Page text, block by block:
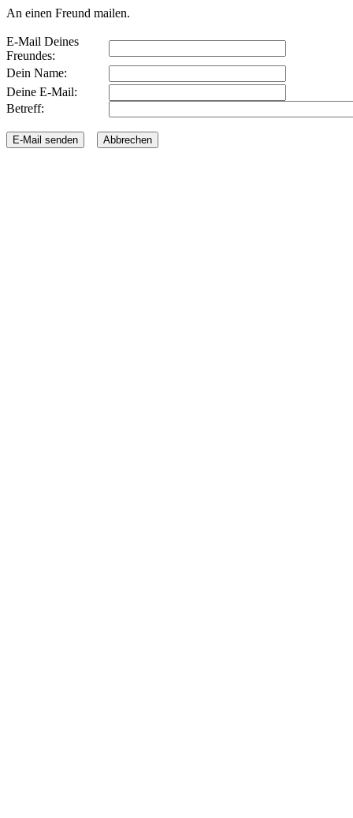
An einen Freund mailen.
E-Mail Deines
Freundes:
Dein Name:
Deine E-Mail:
Betreff: